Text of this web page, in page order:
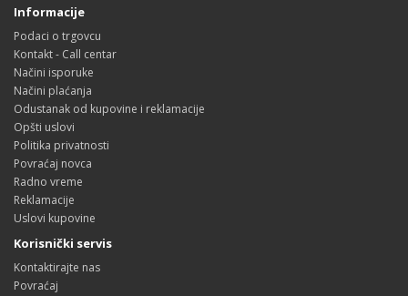
Informacije
Podaci o trgovcu
Kontakt - Call centar
Načini isporuke
Načini plaćanja
Odustanak od kupovine i reklamacije
Opšti uslovi
Politika privatnosti
Povraćaj novca
Radno vreme
Reklamacije
Uslovi kupovine
Korisnički servis
Kontaktirajte nas
Povraćaj